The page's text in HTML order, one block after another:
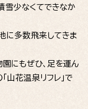
雪少なくてできなか
に多数飛来してきま
にもぜひ、足を運ん
山花温泉リフレ」で